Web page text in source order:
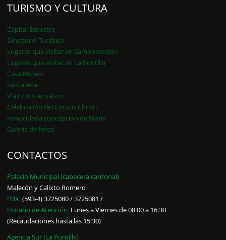
TURISMO Y CULTURA
Capital Ecuestre
Directorio Turístico
Lugares que visitar en Samborondón
Lugares que visitar en La Puntilla
Casa Museo
Santa Ana
Vía Crucis Acuático
Celebración del Corpus Christi
Inmaculada concepción de María
Galería de fotos
CONTACTOS
Palacio Municipal (cabecera cantonal)
Malecón y Calixto Romero
PBX:(593-4) 3725080 / 3725081 /
Horario de Atención: Lunes a Viernes de 08:00 a 16:30
(Recaudaciones hasta las 15:30)
Agencia Sur (La Puntilla)